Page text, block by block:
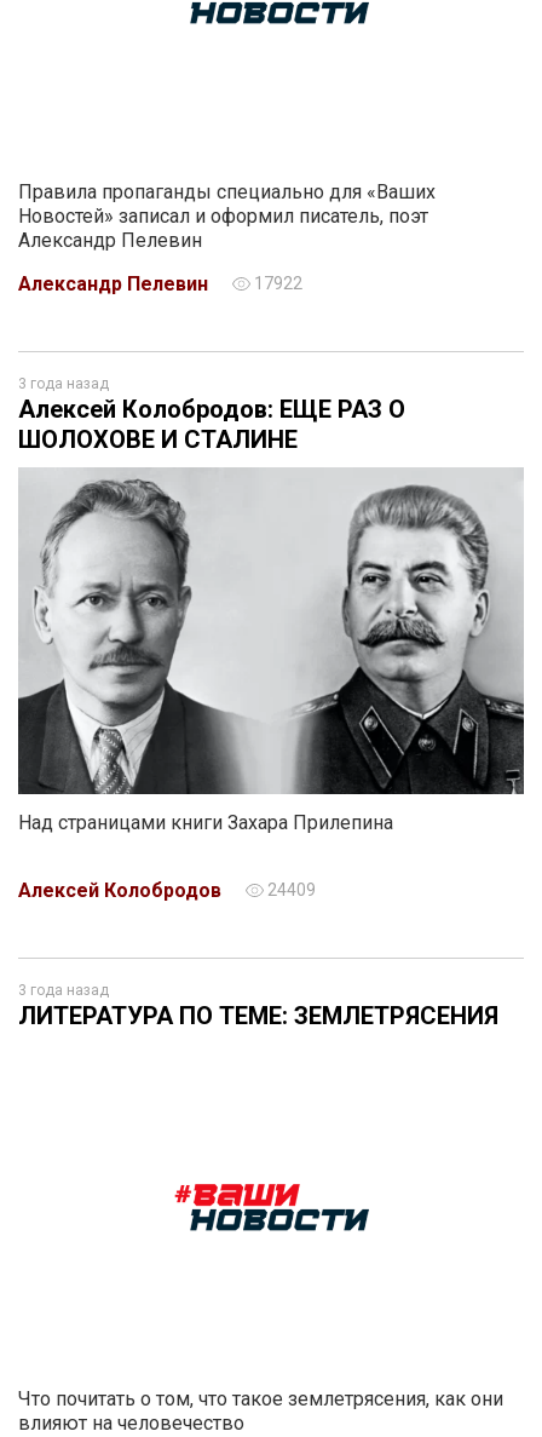
Правила пропаганды специально для «Ваших
Новостей» записал и оформил писатель, поэт
Александр Пелевин
Александр Пелевин
17922
3 года назад
Алексей Колобродов: ЕЩЕ РАЗ О
ШОЛОХОВЕ И СТАЛИНЕ
Над страницами книги Захара Прилепина
Алексей Колобродов 24409
3 года назад
ЛИТЕРАТУРА ПО ТЕМЕ: ЗЕМЛЕТРЯСЕНИЯ
Что почитать о том, что такое землетрясения, как они
влияют на человечество